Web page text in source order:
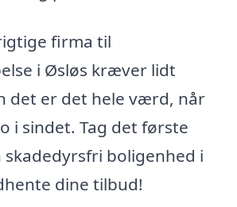
firma til
i Øsløs kræver lidt
det er det hele værd, når
i sindet. Tag det første
boligenhed i
dine tilbud!